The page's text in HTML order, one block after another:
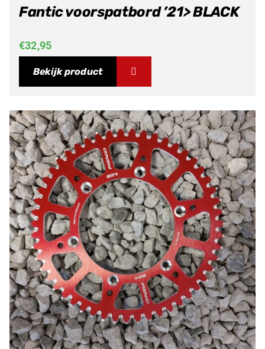
Fantic voorspatbord ’21> BLACK
€32,95
Bekijk product